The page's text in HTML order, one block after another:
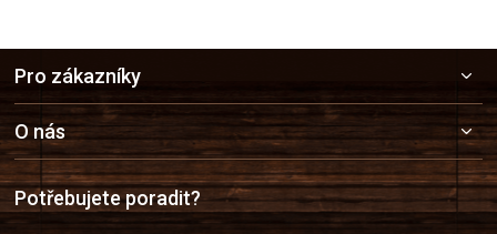
a
t
í
Pro zákazníky
O nás
Potřebujete poradit?